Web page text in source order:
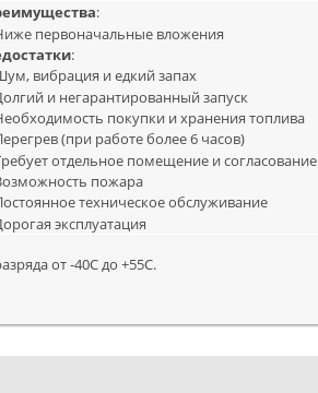
:
первоначальные вложения
:
вибрация и едкий запах
и негарантированный запуск
покупки и хранения топлива
(при работе более 6 часов)
отдельное помещение и согласование
пожара
техническое обслуживание
эксплуатация
от -40С до +55С.